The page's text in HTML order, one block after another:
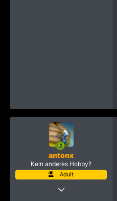
antonx
Kein anderes Hobby?
Adult
10 Oktober 2022